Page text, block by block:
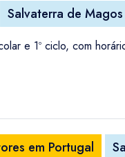
Salvaterra de Magos
e 1º ciclo, com
em Portugal